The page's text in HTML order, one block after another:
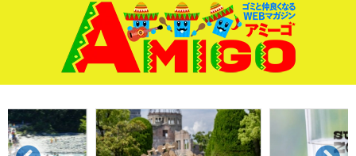
次へ